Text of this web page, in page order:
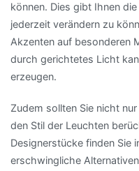
können. Dies gibt Ihnen
jederzeit verändern zu
Akzenten auf besonderen
durch gerichtetes Licht
erzeugen.
Zudem sollten Sie nicht
den Stil der Leuchten
Designerstücke finden Sie
erschwingliche